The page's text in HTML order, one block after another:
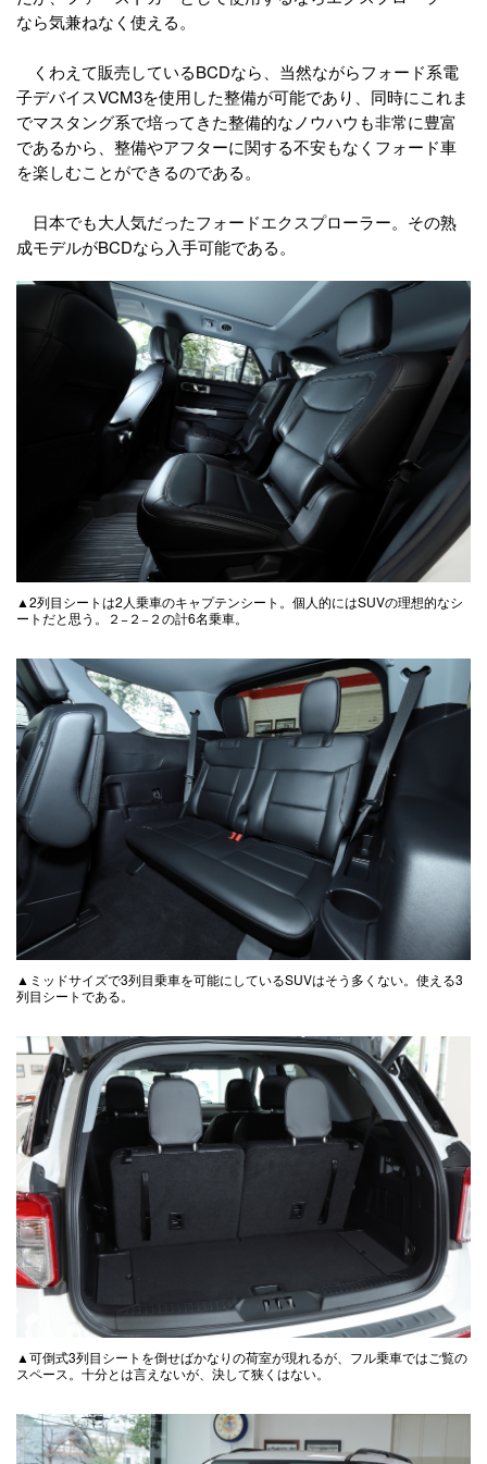
なら気兼ねなく使える。
くわえて販売しているBCDなら、当然ながらフォード系電
子デバイスVCM3を使用した整備が可能であり、同時にこれま
でマスタング系で培ってきた整備的なノウハウも非常に豊富
であるから、整備やアフターに関する不安もなくフォード車
を楽しむことができるのである。
日本でも大人気だったフォードエクスプローラー。その熟
成モデルがBCDなら入手可能である。
▲2列目シートは2人乗車のキャプテンシート。個人的にはSUVの理想的なシ
ートだと思う。２−２−２の計6名乗車。
▲ミッドサイズで3列目乗車を可能にしているSUVはそう多くない。使える3
列目シートである。
▲可倒式3列目シートを倒せばかなりの荷室が現れるが、フル乗車ではご覧の
スペース。十分とは言えないが、決して狭くはない。